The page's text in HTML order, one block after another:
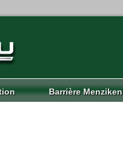
Barrière Menziken